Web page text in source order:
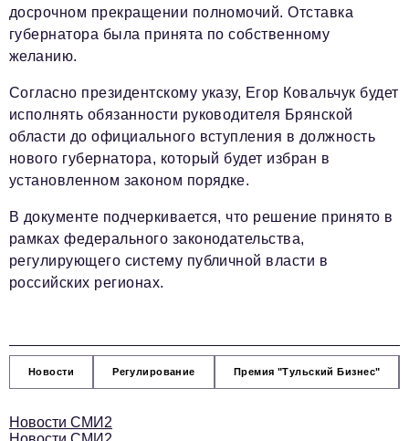
досрочном прекращении полномочий. Отставка
губернатора была принята по собственному
желанию.
Согласно президентскому указу, Егор Ковальчук будет
исполнять обязанности руководителя Брянской
области до официального вступления в должность
нового губернатора, который будет избран в
установленном законом порядке.
В документе подчеркивается, что решение принято в
рамках федерального законодательства,
регулирующего систему публичной власти в
российских регионах.
Новости Регулирование Премия "Тульский Бизнес"
Новости СМИ2